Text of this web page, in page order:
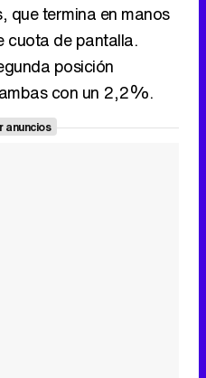
que termina en manos
de pantalla.
posición
con un 2,2%.
anuncios